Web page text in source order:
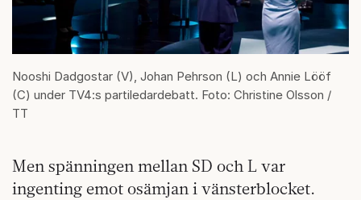
Nooshi Dadgostar (V), Johan Pehrson (L) och Annie Lööf
(C) under TV4:s partiledardebatt. Foto: Christine Olsson /
TT
Men spänningen mellan SD och L var
ingenting emot osämjan i vänsterblocket.